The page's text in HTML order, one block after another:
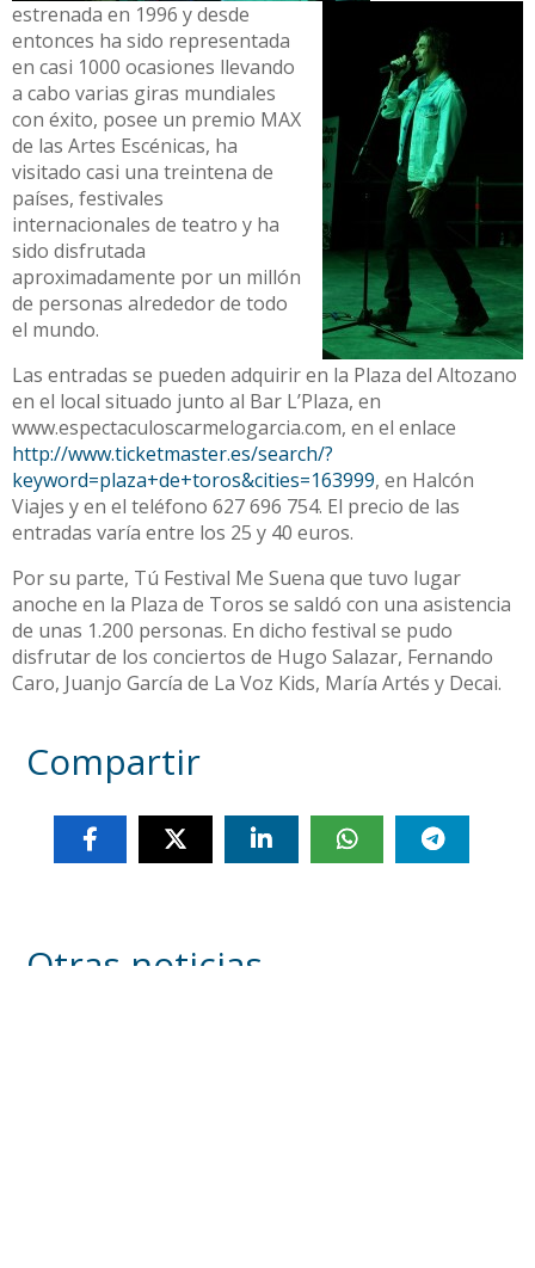
estrenada en 1996 y desde
entonces ha sido representada
en casi 1000 ocasiones llevando
a cabo varias giras mundiales
con éxito, posee un premio MAX
de las Artes Escénicas, ha
visitado casi una treintena de
países, festivales
internacionales de teatro y ha
sido disfrutada
aproximadamente por un millón
de personas alrededor de todo
el mundo.
Las entradas se pueden adquirir en la Plaza del Altozano
en el local situado junto al Bar L’Plaza, en
www.espectaculoscarmelogarcia.com, en el enlace
http://www.ticketmaster.es/search/?
keyword=plaza+de+toros&cities=163999, en Halcón
Viajes y en el teléfono 627 696 754. El precio de las
entradas varía entre los 25 y 40 euros.
Por su parte, Tú Festival Me Suena que tuvo lugar
anoche en la Plaza de Toros se saldó con una asistencia
de unas 1.200 personas. En dicho festival se pudo
disfrutar de los conciertos de Hugo Salazar, Fernando
Caro, Juanjo García de La Voz Kids, María Artés y Decai.
Compartir
Otras noticias